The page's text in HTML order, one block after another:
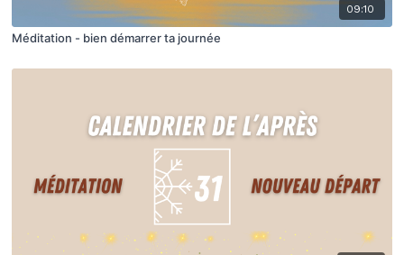
09:10
Méditation - bien démarrer ta journée